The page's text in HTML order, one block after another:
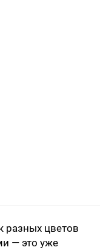
разных цветов
— это уже